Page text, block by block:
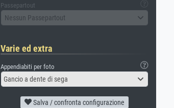
Passepartout
Nessun Passepartout
Varie ed extra
Appendiabiti per foto
Gancio a dente di sega
Salva / confronta configurazione